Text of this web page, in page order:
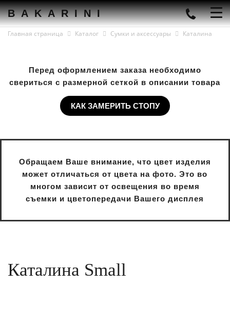
BAKARINI
Главная страница Каталог Сумки и аксессуары Каталина
Перед оформлением заказа необходимо
свериться с размерной сеткой в описании товара
КАК ЗАМЕРИТЬ СТОПУ
Обращаем Ваше внимание, что цвет изделия
может отличаться от цвета на фото. Это во
многом зависит от освещения во время
съемки и цветопередачи Вашего дисплея
Каталина Small